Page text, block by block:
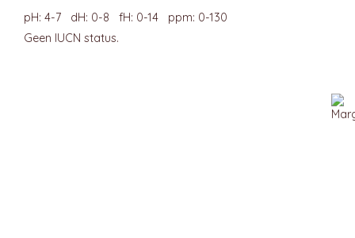
pH: 4-7 dH: 0-8 fH: 0-14 ppm: 0-130
Geen IUCN status.